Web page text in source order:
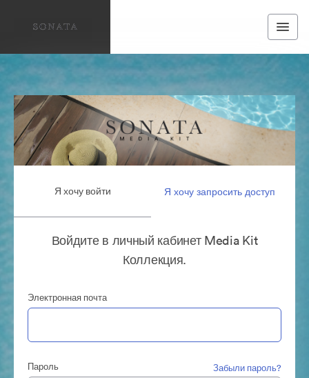
Я хочу войти Я хочу запросить доступ
Войдите в личный кабинет Media Kit
Коллекция.
Электронная почта
Пароль Забыли пароль?